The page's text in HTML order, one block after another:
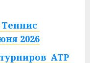
Теннис
2026
ATP